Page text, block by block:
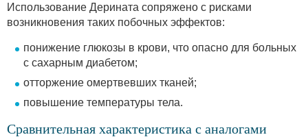
Использование Дерината сопряжено с рисками
возникновения таких побочных эффектов:
понижение глюкозы в крови, что опасно для больных
с сахарным диабетом;
отторжение омертвевших тканей;
повышение температуры тела.
Сравнительная характеристика с аналогами